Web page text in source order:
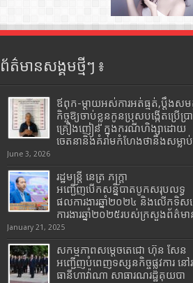
ព័ត៌មានសង្គមថ្មីៗ ៖
ឪពុក-ម្ដាយអស់ការអត់ធ្មត់,ប្ដឹងសម
កិច្ចឱ្យចាប់ខ្លួនកូនប្រុសបង្កើតប្រើប្
គ្រឿងញៀន ក្នុងករណីហិង្សាដោយ
ចេតនានិងគំរាមកំហែងថានឹងសម្លាប់
June 3, 2026
រដ្ឋមន្រ្តី​ នេត្រ​ ភក្ត្រា​
អញ្ជើញបើកសន្និបាតបូកសរុបលទ្ធ
ផលការងារឆ្នាំ២០២៤ និងលើកទិស
ការងារឆ្នាំ២០២៥របស់​ក្រសួង​ព័ត៌មា
January 21, 2025
សកម្មភាពសម្តេចតេជោ ហ៊ុន សែន
អញ្ជើញបំពេញទស្សនកិច្ចផ្លូវការ នៅរ
ធានីហាវ៉ាណា សាធារណរដ្ឋគុយបា